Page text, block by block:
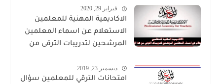
فبراير 29, 2020
الاكاديمية المهنية للمعلمين
الاستعلام عن اسماء المعلمين
المرشحين لتدريبات الترقى من
ديسمبر 23, 2019
امتحانات الترقي للمعلمين سؤال